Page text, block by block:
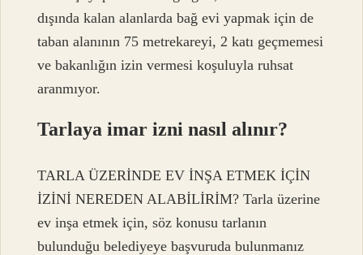
dışında kalan alanlarda bağ evi yapmak için de
taban alanının 75 metrekareyi, 2 katı geçmemesi
ve bakanlığın izin vermesi koşuluyla ruhsat
aranmıyor.
Tarlaya imar izni nasıl alınır?
TARLA ÜZERİNDE EV İNŞA ETMEK İÇİN
İZİNİ NEREDEN ALABİLİRİM? Tarla üzerine
ev inşa etmek için, söz konusu tarlanın
bulunduğu belediyeye başvuruda bulunmanız